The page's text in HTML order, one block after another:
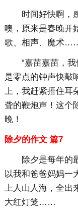
时间好快啊，
噢，原来是春晚开
歌、相声、魔术
“嘉苗嘉苗，
是零点的钟声快敲
上，我赶紧捂住耳
聋的鞭炮声！这个
晚！
除夕的作文 篇7
除夕是每年的
以我和爸爸妈妈一
上人山人海，全出
大红灯笼……